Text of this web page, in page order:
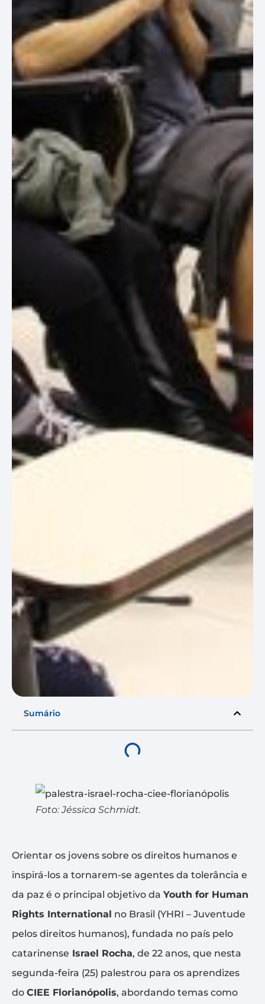
Sumário
Foto: Jéssica Schmidt.
Orientar os jovens sobre os direitos humanos e
inspirá-los a tornarem-se agentes da tolerância e
da paz é o principal objetivo da Youth for Human
Rights International no Brasil (YHRI – Juventude
pelos direitos humanos), fundada no país pelo
catarinense Israel Rocha, de 22 anos, que nesta
segunda-feira (25) palestrou para os aprendizes
do CIEE Florianópolis, abordando temas como